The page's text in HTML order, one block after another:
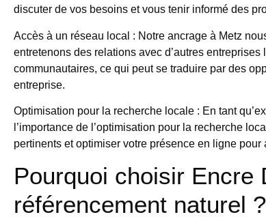
discuter de vos besoins et vous tenir informé des
Accès à un réseau local : Notre ancrage à Metz
entretenons des relations avec d’autres
communautaires, ce qui peut se traduire par des
entreprise.
Optimisation pour la recherche locale : En tant
l’importance de l’optimisation pour la recherche
pertinents et optimiser votre présence en ligne
Pourquoi choisir Encre
référencement naturel ?